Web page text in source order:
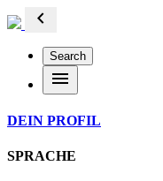
chevron_left
Search
menu
DEIN PROFIL
SPRACHE